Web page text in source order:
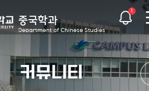
1
커뮤니티